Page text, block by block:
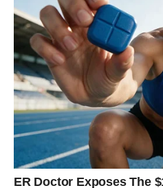
Tokom praznika, Jarac
godinama gradio. Shvata da
može biti oslonac, a ne
mir, stabilnost i tiho
BIK – LJUBAV
SIGURNOST I